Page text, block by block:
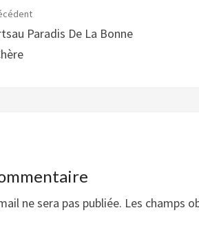
Paradis De La Bonne
ne sera pas publiée. Les champs